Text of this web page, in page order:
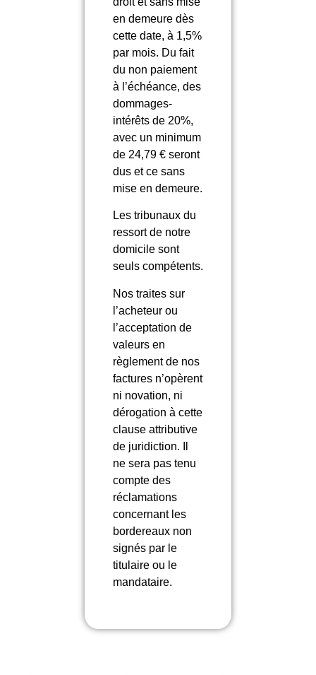
en demeure dès
cette date, à 1,5%
par mois. Du fait
du non paiement
à l’échéance, des
dommages-
intérêts de 20%,
avec un minimum
de 24,79 € seront
dus et ce sans
mise en demeure.
Les tribunaux du
ressort de notre
domicile sont
seuls compétents.
Nos traites sur
l’acheteur ou
l’acceptation de
valeurs en
règlement de nos
factures n’opèrent
ni novation, ni
dérogation à cette
clause attributive
de juridiction. Il
ne sera pas tenu
compte des
réclamations
concernant les
bordereaux non
signés par le
titulaire ou le
mandataire.